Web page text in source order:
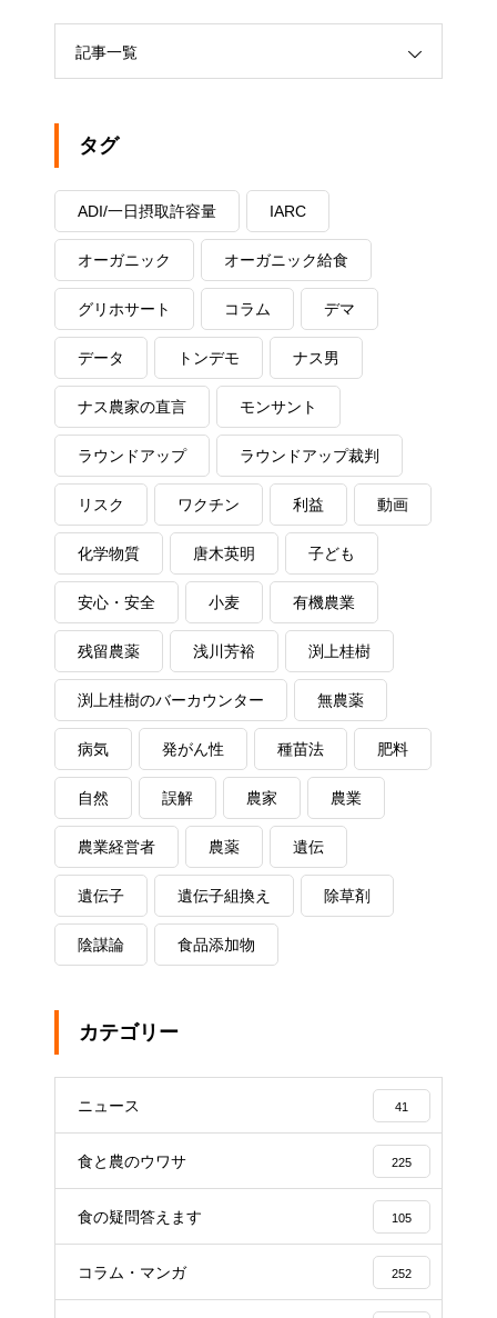
記事一覧
タグ
ADI/一日摂取許容量 IARC
オーガニック オーガニック給食
グリホサート コラム デマ
データ トンデモ ナス男
ナス農家の直言 モンサント
ラウンドアップ ラウンドアップ裁判
リスク ワクチン 利益 動画
化学物質 唐木英明 子ども
安心・安全 小麦 有機農業
残留農薬 浅川芳裕 渕上桂樹
渕上桂樹のバーカウンター 無農薬
病気 発がん性 種苗法 肥料
自然 誤解 農家 農業
農業経営者 農薬 遺伝
遺伝子 遺伝子組換え 除草剤
陰謀論 食品添加物
カテゴリー
ニュース 41
食と農のウワサ 225
食の疑問答えます 105
コラム・マンガ 252